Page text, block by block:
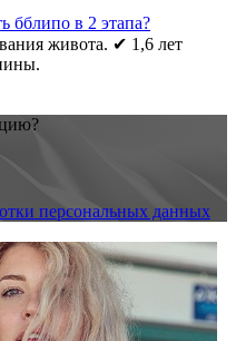
бблипо в 2 этапа?
живота. ✔ 1,6 лет
персональных данных